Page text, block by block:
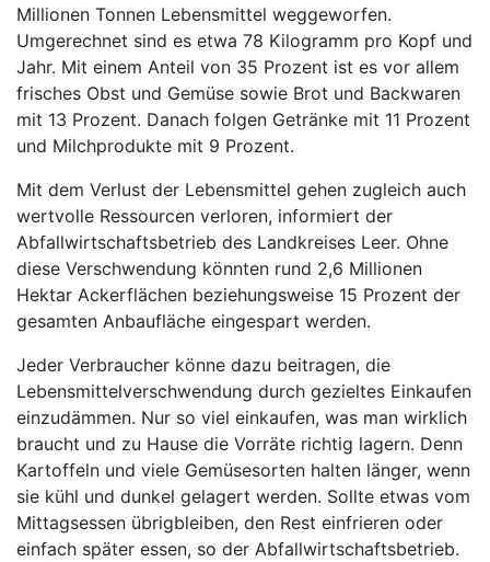
Millionen Tonnen Lebensmittel weggeworfen.
Umgerechnet sind es etwa 78 Kilogramm pro Kopf und
Jahr. Mit einem Anteil von 35 Prozent ist es vor allem
frisches Obst und Gemüse sowie Brot und Backwaren
mit 13 Prozent. Danach folgen Getränke mit 11 Prozent
und Milchprodukte mit 9 Prozent.
Mit dem Verlust der Lebensmittel gehen zugleich auch
wertvolle Ressourcen verloren, informiert der
Abfallwirtschaftsbetrieb des Landkreises Leer. Ohne
diese Verschwendung könnten rund 2,6 Millionen
Hektar Ackerflächen beziehungsweise 15 Prozent der
gesamten Anbaufläche eingespart werden.
Jeder Verbraucher könne dazu beitragen, die
Lebensmittelverschwendung durch gezieltes Einkaufen
einzudämmen. Nur so viel einkaufen, was man wirklich
braucht und zu Hause die Vorräte richtig lagern. Denn
Kartoffeln und viele Gemüsesorten halten länger, wenn
sie kühl und dunkel gelagert werden. Sollte etwas vom
Mittagsessen übrigbleiben, den Rest einfrieren oder
einfach später essen, so der Abfallwirtschaftsbetrieb.